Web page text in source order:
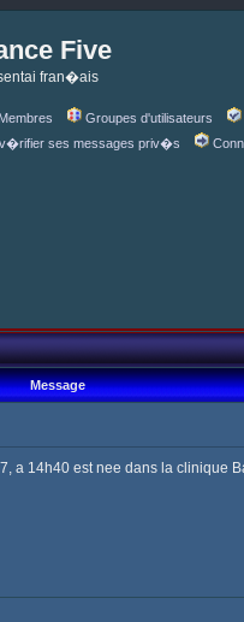
Five
fran�ais
Groupes d'utilisateurs
ses messages priv�s
Message
a 14h40 est nee dans la clinique